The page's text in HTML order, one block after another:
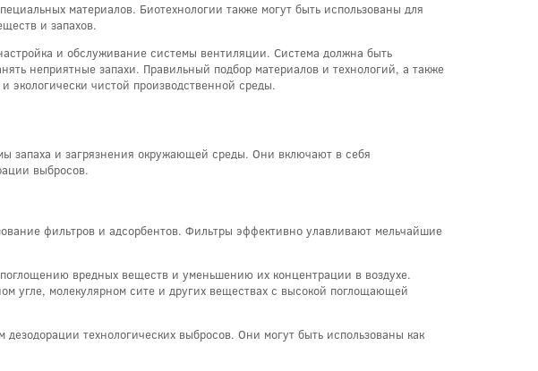
материалов. Биотехнологии также могут быть использованы для
и запахов.
и обслуживание системы вентиляции. Система должна быть
неприятные запахи. Правильный подбор материалов и технологий, а также
чистой производственной среды.
запаха и загрязнения окружающей среды. Они включают в себя
выбросов.
фильтров и адсорбентов. Фильтры эффективно улавливают мельчайшие
вредных веществ и уменьшению их концентрации в воздухе.
угле, молекулярном сите и других веществах с высокой поглощающей
технологических выбросов. Они могут быть использованы как